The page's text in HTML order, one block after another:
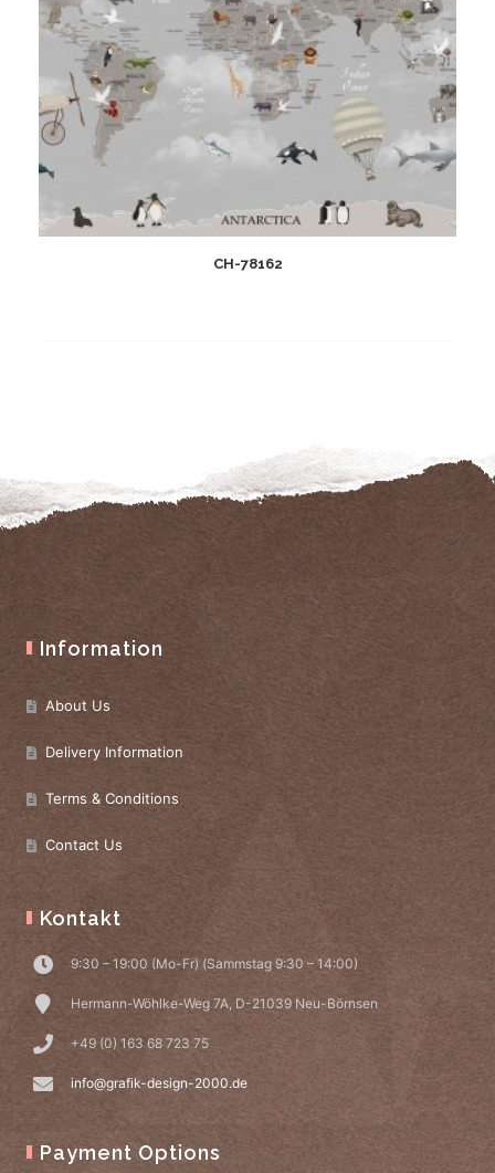
CH-78162
Information
About Us
Delivery Information
Terms & Conditions
Contact Us
Kontakt
9:30 – 19:00 (Mo-Fr) (Sammstag 9:30 – 14:00)
Hermann-Wöhlke-Weg 7A, D-21039 Neu-Börnsen
+49 (0) 163 68 723 75
info@grafik-design-2000.de
Payment Options